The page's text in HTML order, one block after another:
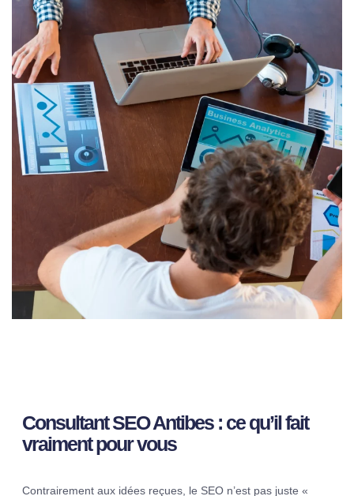
Consultant SEO Antibes : ce qu’il fait
vraiment pour vous
Contrairement aux idées reçues, le SEO n’est pas juste «